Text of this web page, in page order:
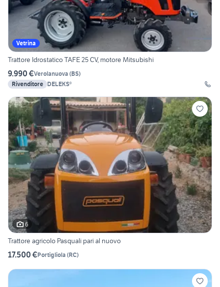
Vetrina
Trattore Idrostatico TAFE 25 CV, motore Mitsubishi
9.990 €Verolanuova (BS)
Rivenditore DELEKS®
6
Trattore agricolo Pasquali pari al nuovo
17.500 €Portigliola (RC)